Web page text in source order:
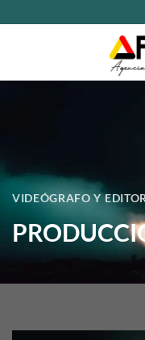
al
VIDEÓGRAFO Y EDITOR